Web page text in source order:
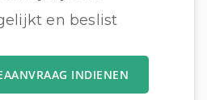
en beslist
INDIENEN